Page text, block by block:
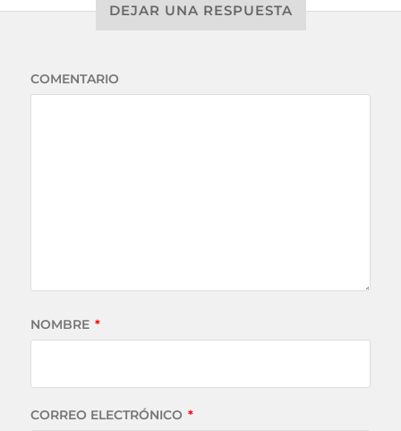
DEJAR UNA RESPUESTA
COMENTARIO
NOMBRE *
CORREO ELECTRÓNICO *